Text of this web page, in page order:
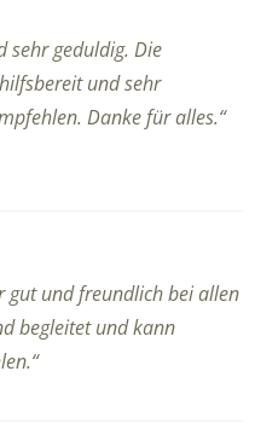
sehr geduldig. Die
und sehr
Danke für alles.“
gut und freundlich bei allen
begleitet und kann